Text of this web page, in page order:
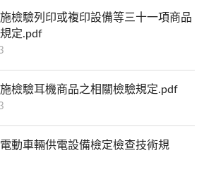
檢驗列印或複印設備等三十一項商品
定.pdf
檢驗耳機商品之相關檢驗規定.pdf
動車輛供電設備檢定檢查技術規